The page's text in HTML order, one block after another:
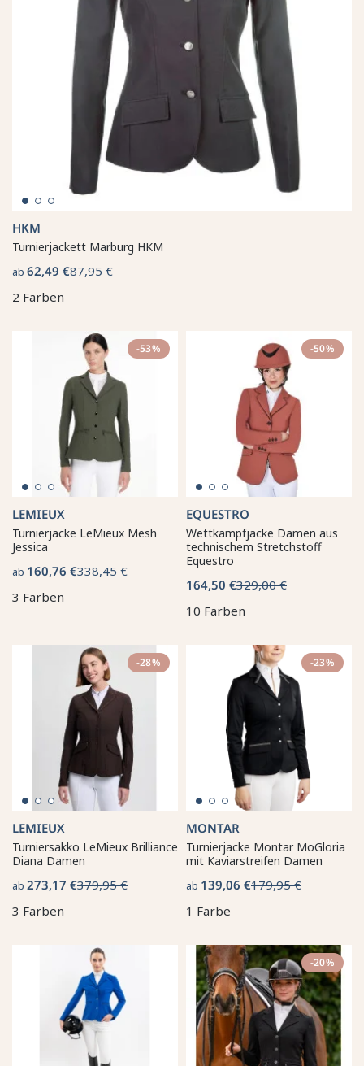
HKM
Turnierjackett Marburg HKM
ab 62,49 €87,95 €
2 Farben
-53%
LEMIEUX
Turnierjacke LeMieux Mesh
Jessica
ab 160,76 €338,45 €
3 Farben
-50%
EQUESTRO
Wettkampfjacke Damen aus
technischem Stretchstoff
Equestro
164,50 €329,00 €
10 Farben
-28%
LEMIEUX
Turniersakko LeMieux Brilliance
Diana Damen
ab 273,17 €379,95 €
3 Farben
-23%
MONTAR
Turnierjacke Montar MoGloria
mit Kaviarstreifen Damen
ab 139,06 €179,95 €
1 Farbe
-20%